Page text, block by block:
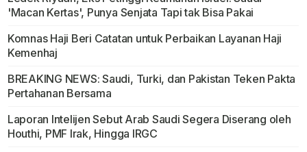
'Macan Kertas', Punya Senjata Tapi tak Bisa Pakai
Komnas Haji Beri Catatan untuk Perbaikan Layanan Haji
Kemenhaj
BREAKING NEWS: Saudi, Turki, dan Pakistan Teken Pakta
Pertahanan Bersama
Laporan Intelijen Sebut Arab Saudi Segera Diserang oleh
Houthi, PMF Irak, Hingga IRGC